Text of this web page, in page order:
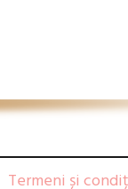
Termeni și